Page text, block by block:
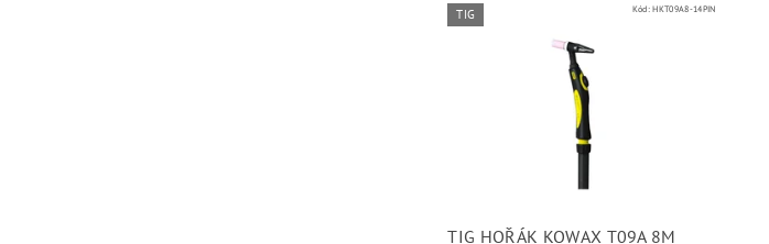
TIG Kód:HKT09A8-14PIN
TIG HOŘÁK KOWAX T09A 8M